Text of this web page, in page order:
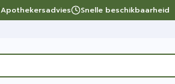
Apothekersadvies Snelle beschikbaarheid